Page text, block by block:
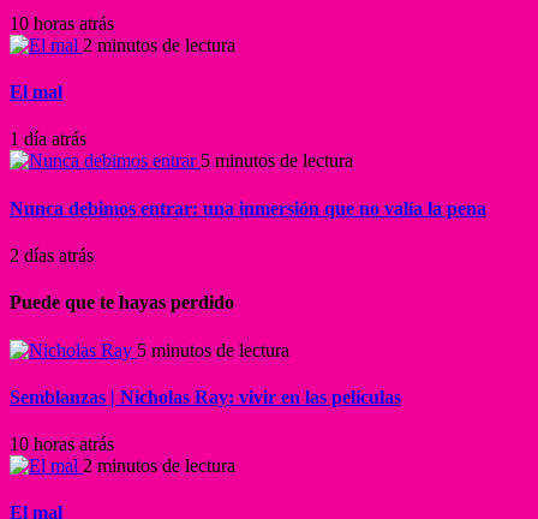
10 horas atrás
2 minutos de lectura
El mal
1 día atrás
5 minutos de lectura
Nunca debimos entrar: una inmersión que no valía la pena
2 días atrás
Puede que te hayas perdido
5 minutos de lectura
Semblanzas | Nicholas Ray: vivir en las películas
10 horas atrás
2 minutos de lectura
El mal